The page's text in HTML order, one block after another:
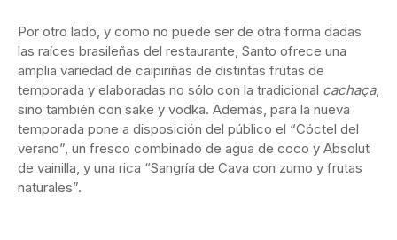
Por otro lado, y como no puede ser de otra forma dadas
las raíces brasileñas del restaurante, Santo ofrece una
amplia variedad de caipiriñas de distintas frutas de
temporada y elaboradas no sólo con la tradicional cachaça,
sino también con sake y vodka. Además, para la nueva
temporada pone a disposición del público el “Cóctel del
verano”, un fresco combinado de agua de coco y Absolut
de vainilla, y una rica “Sangría de Cava con zumo y frutas
naturales”.